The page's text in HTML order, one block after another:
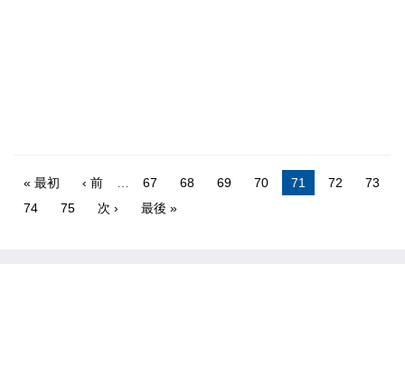
« 最初 ‹ 前 67 68 69 70 71 72
73
74
75 次 › 最後 »